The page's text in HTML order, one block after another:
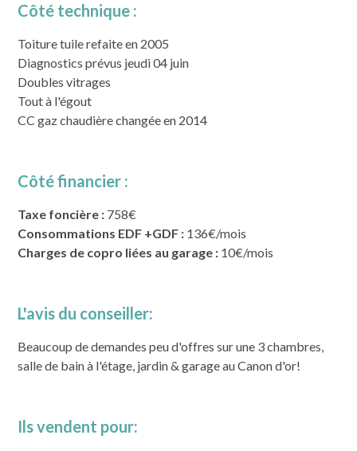
Côté technique :
Toiture tuile refaite en 2005
Diagnostics prévus jeudi 04 juin
Doubles vitrages
Tout à l'égout
CC gaz chaudière changée en 2014
Côté financier :
Taxe foncière : 758€
Consommations EDF +GDF : 136€/mois
Charges de copro liées au garage : 10€/mois
L'avis du conseiller:
Beaucoup de demandes peu d'offres sur une 3 chambres,
salle de bain à l'étage, jardin & garage au Canon d'or!
Ils vendent pour: